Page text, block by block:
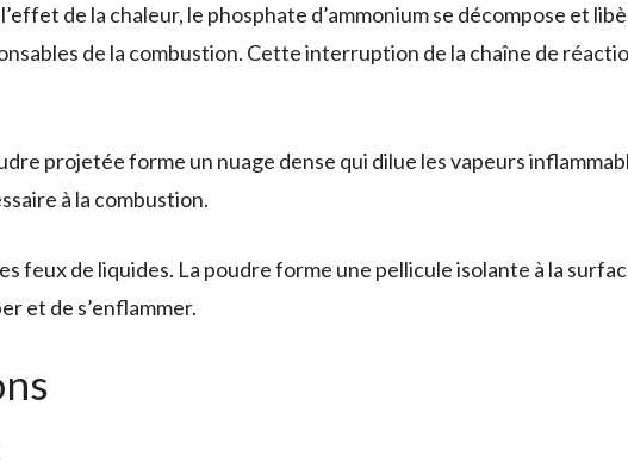
de la chaleur, le phosphate d’ammonium se décompose et
de la combustion. Cette interruption de la chaîne de
projetée forme un nuage dense qui dilue les vapeurs
à la combustion.
feux de liquides. La poudre forme une pellicule isolante à la
et de s’enflammer.